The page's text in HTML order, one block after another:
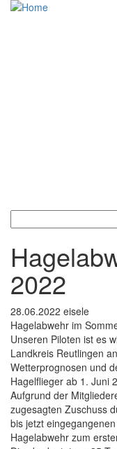
2022
28.06.2022 eisele
Hagelabwehr im
Unseren Piloten ist es
Landkreis Reutlingen
Wetterprognosen und
Hagelflieger ab 1. Juni
Aufgrund der
zugesagten Zuschuss
bis jetzt
Hagelabwehr zum